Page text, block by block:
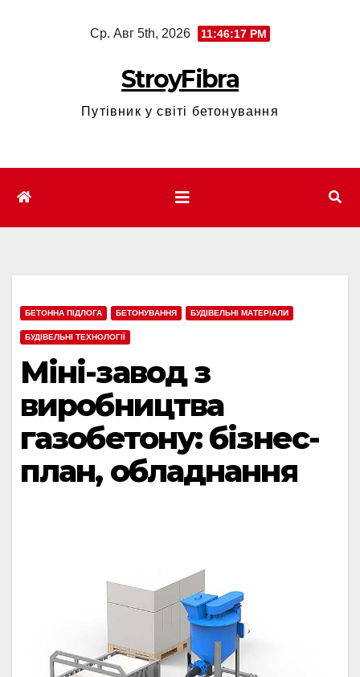
Ср. Авг 5th, 2026 11:46:18 PM
StroyFibra
Путівник у світі бетонування
БЕТОННА ПІДЛОГА БЕТОНУВАННЯ БУДІВЕЛЬНІ МАТЕРІАЛИ
БУДІВЕЛЬНІ ТЕХНОЛОГІЇ
Міні-завод з
виробництва
газобетону: бізнес-
план, обладнання